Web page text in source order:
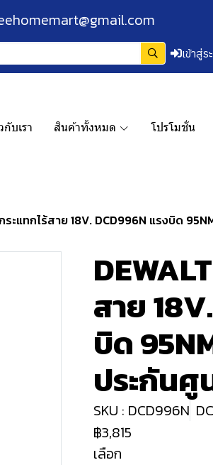
เข้าสู่ร
กับเรา สินค้าทั้งหมด โปรโมชั่น
ระแทกไร้สาย 18V. DCD996N แรงบิด
สาย
บิด
ประกันศู
SKU : DCD996N
฿3,815
เลือก